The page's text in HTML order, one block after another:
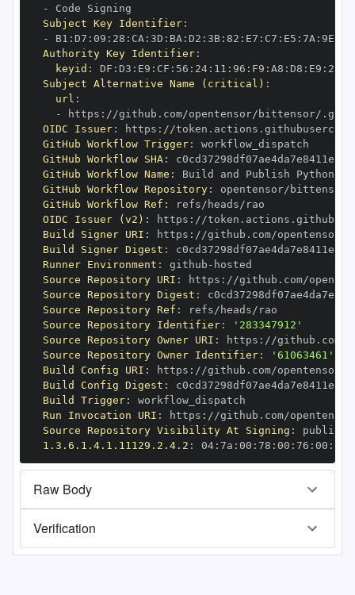
-
Subject Key Identifier:
-
B1 : D7 : 09 : 28 : CA : 3D : BA : D2 : 3B: 82 : E7 : C7 : E5 : 7A : 9E
Authority Key Identifier:
keyid : DF : D3 : E9 : CF : 56 : 24: 11 : 96 : F9 : A8 : D8 : E9 : 28
Subject Alternative Name (critical) :
url :
-
https :
OIDC Issuer: https :
GitHub Workflow Trigger:
GitHub Workflow SHA:
GitHub Workflow Name :
GitHub Workflow Repository:
GitHub Workflow Ref :
OIDC Issuer (v2) : https :
Build Signer URI : https :
Build Signer Digest :
Runner Environment : github -
Source Repository URI : https :
Source Repository Digest :
Source Repository Ref :
Source Repository Identifier:
'283347912'
Source Repository Owner URI : https :
Source Repository Owner Identifier:
'61063461'
Build Config URI : https :
Build Config Digest :
Build Trigger:
Run Invocation URI : https :
Source Repository Visibility At Signing :
1.3.6.1.4.1.11129.2.4.2 : 04: 7a : 00 : 78 : 00 : 76 : 00 : dd
Raw Body
Verification